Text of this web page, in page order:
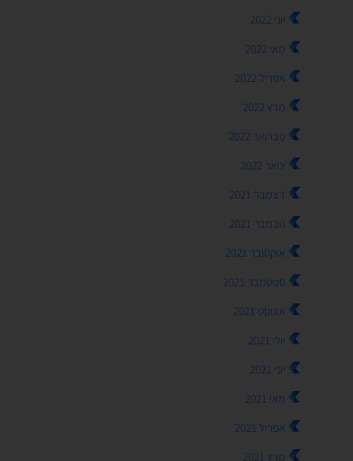
יוני 2022
מאי 2022
אפריל 2022
מרץ 2022
פברואר 2022
ינואר 2022
דצמבר 2021
נובמבר 2021
אוקטובר 2021
ספטמבר 2021
אוגוסט 2021
יולי 2021
יוני 2021
מאי 2021
אפריל 2021
מרץ 2021